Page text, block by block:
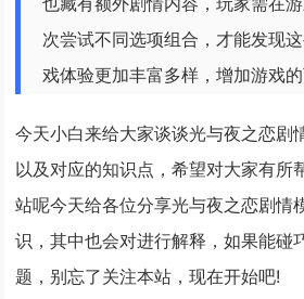
次尝试不同选项组合，才能发现
戏体验更加丰富多样，增加游戏的
今天小白来给大家谈谈光与夜之恋剧
以及对应的知识点，希望对大家有所
站呢今天给各位分享光与夜之恋剧情
识，其中也会对进行解释，如果能碰
题，别忘了关注本站，现在开始吧!